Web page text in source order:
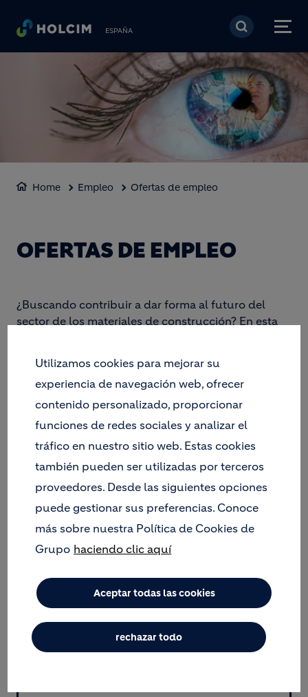
Pasar al contenido
ESPAÑA
Home Empleo Ofertas de empleo
OFERTAS DE EMPLEO
¿Buscando contribuir a dar forma al futuro del
sector de los materiales de construcción? En esta
Accede a nuestras
Utilizamos cookies para mejorar su
experiencia de navegación web, ofrecer
contenido personalizado, proporcionar
funciones de redes sociales y analizar el
tráfico en nuestro sitio web. Estas cookies
también pueden ser utilizadas por terceros
proveedores. Desde las siguientes opciones
puede gestionar sus preferencias. Conoce
más sobre nuestra Política de Cookies de
Grupo haciendo clic aquí
Aceptar todas las cookies
rechazar todo